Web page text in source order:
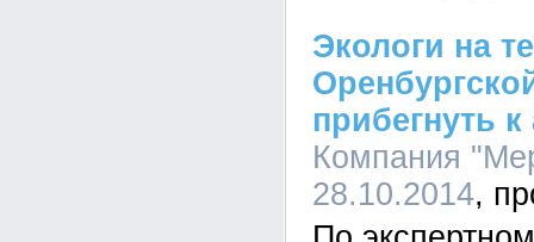
Экологи на
прибегнуть
Компания
28.10.2014